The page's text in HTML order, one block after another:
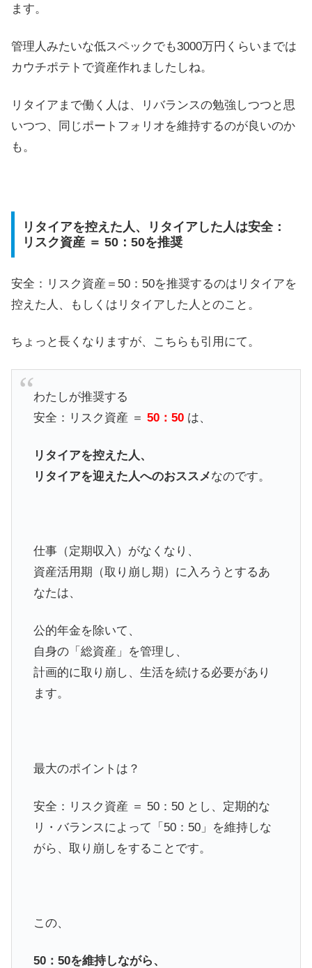
ます。
管理人みたいな低スペックでも3000万円くらいまでは
カウチポテトで資産作れましたしね。
リタイアまで働く人は、リバランスの勉強しつつと思
いつつ、同じポートフォリオを維持するのが良いのか
も。
リタイアを控えた人、リタイアした人は安全：
リスク資産 ＝ 50：50を推奨
安全：リスク資産＝50：50を推奨するのはリタイアを
控えた人、もしくはリタイアした人とのこと。
ちょっと長くなりますが、こちらも引用にて。
わたしが推奨する
安全：リスク資産 ＝ 50：50は、
リタイアを控えた人、
リタイアを迎えた人へのおススメなのです。
仕事（定期収入）がなくなり、
資産活用期（取り崩し期）に入ろうとするあ
なたは、
公的年金を除いて、
自身の「総資産」を管理し、
計画的に取り崩し、生活を続ける必要があり
ます。
最大のポイントは？
安全：リスク資産 ＝ 50：50 とし、定期的な
リ・バランスによって「50：50」を維持しな
がら、取り崩しをすることです。
この、
50：50を維持しながら、